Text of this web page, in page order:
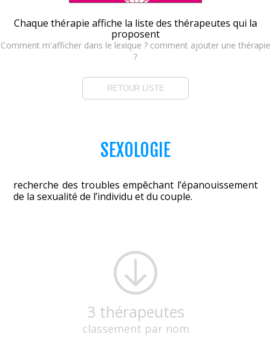
Chaque thérapie affiche la liste des thérapeutes qui la
proposent
Comment m'afficher dans le lexique ? comment ajouter une thérapie
?
RETOUR LISTE
SEXOLOGIE
recherche des troubles empêchant l’épanouissement
de la sexualité de l’individu et du couple.
3 thérapeutes
classement par nom